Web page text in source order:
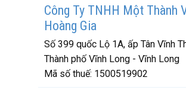
Công Ty TNHH Một Thành
Hoàng Gia
Số 399 quốc Lộ 1A, ấp Tân Vĩnh
Thành phố Vĩnh Long - Vĩnh Long
Mã số thuế: 1500519902